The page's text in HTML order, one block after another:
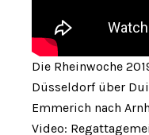
Die Rheinwoche
Düsseldorf über
Emmerich nach
Video: